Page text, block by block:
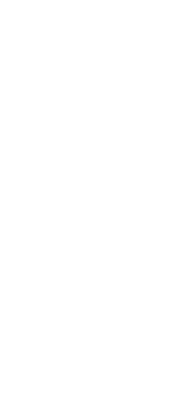
Objavíš techniky,
pracovať tak, aby ťa
Po kurze dostaneš
tým, čo sa na kurze
Kurz je vhodný pre
termín si
1